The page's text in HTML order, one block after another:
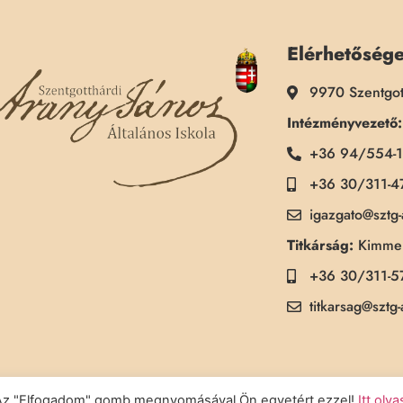
9970
Intézményvezető:
+36 94/554-
+36 30/311-
Titkárság:
+36 30/311-